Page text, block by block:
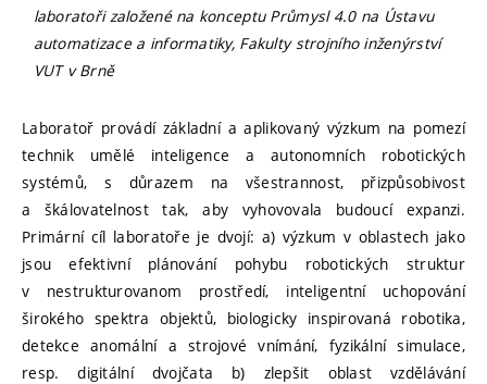
laboratoři založené na konceptu Průmysl 4.0 na Ústavu
automatizace a informatiky, Fakulty strojního inženýrství
VUT v Brně
Laboratoř provádí základní a aplikovaný výzkum na pomezí
technik umělé inteligence a autonomních robotických
systémů, s důrazem na všestrannost, přizpůsobivost
a škálovatelnost tak, aby vyhovovala budoucí expanzi.
Primární cíl laboratoře je dvojí: a) výzkum v oblastech jako
jsou efektivní plánování pohybu robotických struktur
v nestrukturovanom prostředí, inteligentní uchopování
širokého spektra objektů, biologicky inspirovaná robotika,
detekce anomální a strojové vnímání, fyzikální simulace,
resp. digitální dvojčata b) zlepšit oblast vzdělávání